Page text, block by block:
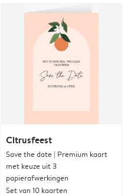
Citrusfeest
Save the date | Premium kaart
met keuze uit 3
papierafwerkingen
Set van 10 kaarten